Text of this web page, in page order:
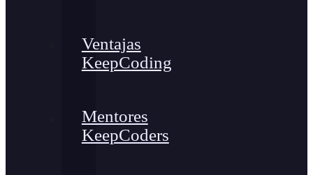
Ventajas
KeepCoding
Mentores
KeepCoders